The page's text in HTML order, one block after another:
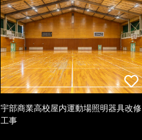
宇部商業高校屋内運動場照明器具改修
工事